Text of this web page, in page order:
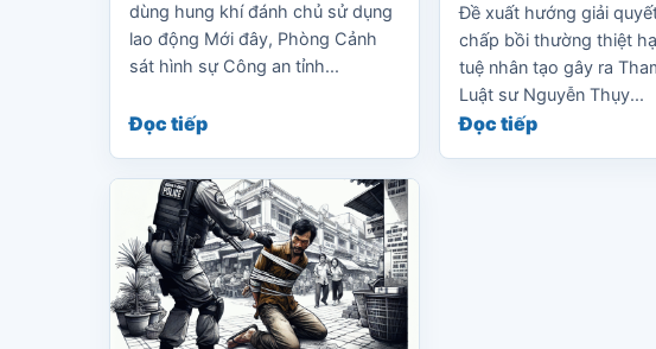
dùng hung khí đánh chủ sử dụng
lao động Mới đây, Phòng Cảnh
sát hình sự Công an tỉnh...
Đọc tiếp
Đề xuất hướng giải
chấp bồi thường thiệt
tuệ nhân tạo gây ra
Luật sư Nguyễn Thụy...
Đọc tiếp